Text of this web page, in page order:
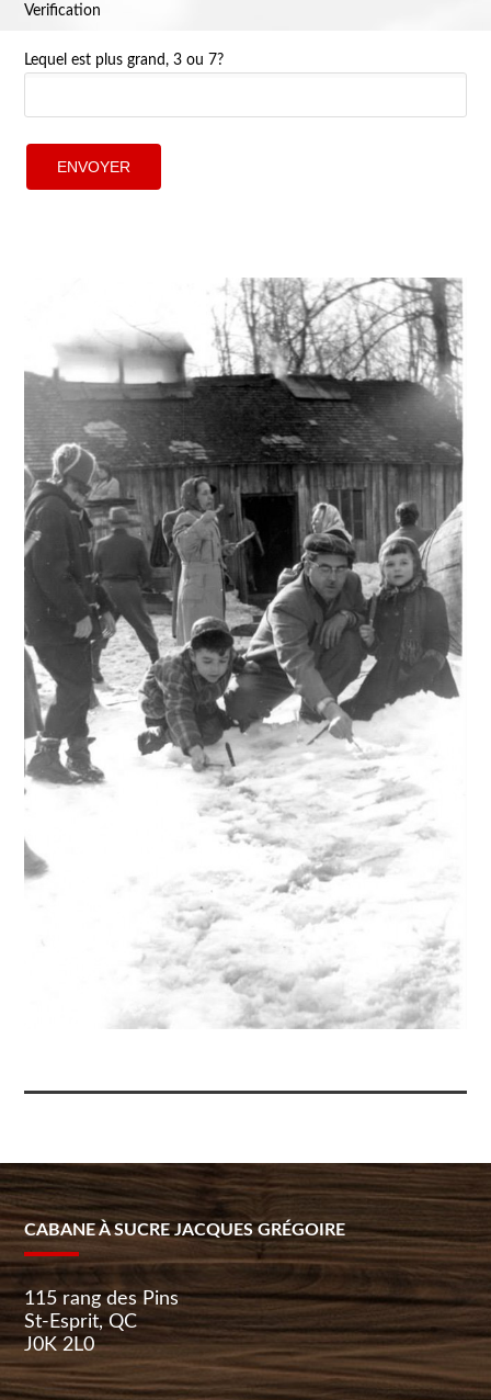
Verification
Lequel est plus grand, 3 ou 7?
CABANE À SUCRE JACQUES GRÉGOIRE
115 rang des Pins
St-Esprit, QC
J0K 2L0